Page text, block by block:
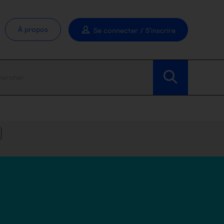
À propos Se connecter / S'inscrire